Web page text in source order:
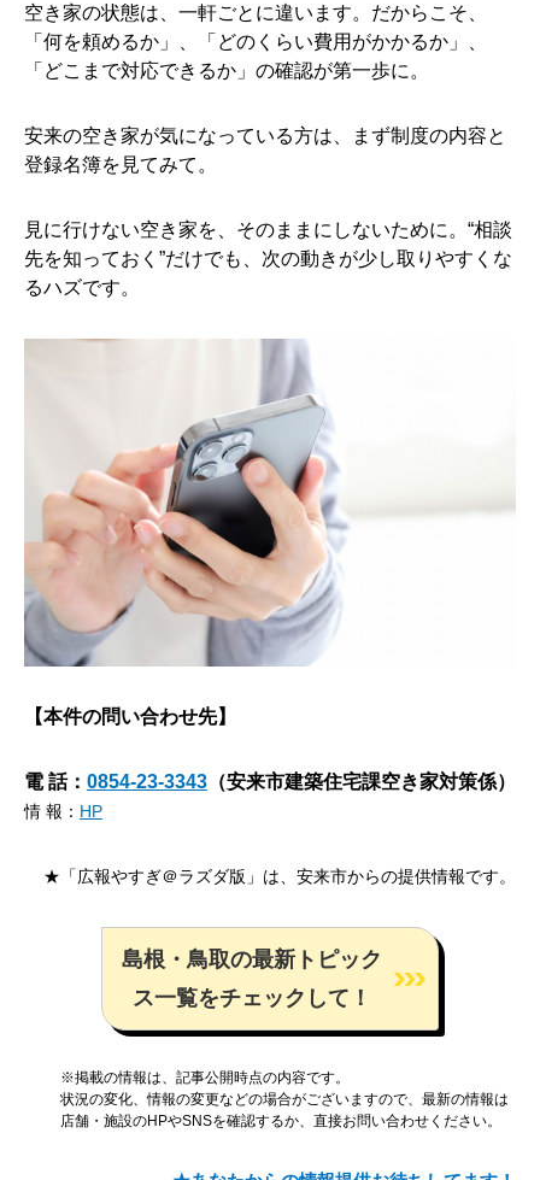
空き家の状態は、一軒ごとに違います。だからこそ、
「何を頼めるか」、「どのくらい費用がかかるか」、
「どこまで対応できるか」の確認が第一歩に。
安来の空き家が気になっている方は、まず制度の内容と
登録名簿を見てみて。
見に行けない空き家を、そのままにしないために。“相談
先を知っておく”だけでも、次の動きが少し取りやすくな
るハズです。
【本件の問い合わせ先】
電 話： 0854-23-3343 （安来市建築住宅課空き家対策係）
情 報： HP
★「広報やすぎ＠ラズダ版」は、安来市からの提供情報です。
島根・鳥取の最新トピック
ス一覧をチェックして！
※掲載の情報は、記事公開時点の内容です。
状況の変化、情報の変更などの場合がございますので、最新の情報は
店舗・施設のHPやSNSを確認するか、直接お問い合わせください。